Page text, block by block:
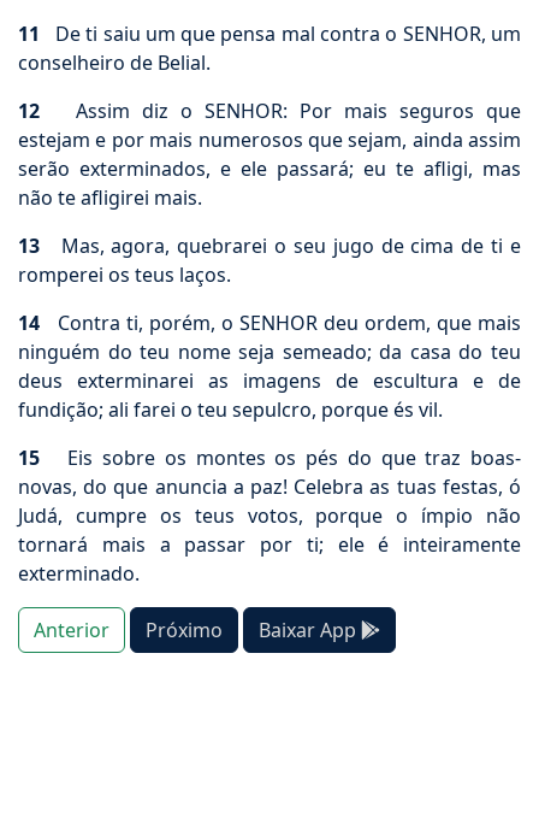
11 De ti saiu um que pensa mal contra o SENHOR, um
conselheiro de Belial.
12 Assim diz o SENHOR: Por mais seguros que
estejam e por mais numerosos que sejam, ainda assim
serão exterminados, e ele passará; eu te afligi, mas
não te afligirei mais.
13 Mas, agora, quebrarei o seu jugo de cima de ti e
romperei os teus laços.
14 Contra ti, porém, o SENHOR deu ordem, que mais
ninguém do teu nome seja semeado; da casa do teu
deus exterminarei as imagens de escultura e de
fundição; ali farei o teu sepulcro, porque és vil.
15 Eis sobre os montes os pés do que traz boas-
novas, do que anuncia a paz! Celebra as tuas festas, ó
Judá, cumpre os teus votos, porque o ímpio não
tornará mais a passar por ti; ele é inteiramente
exterminado.
Anterior Próximo Baixar App